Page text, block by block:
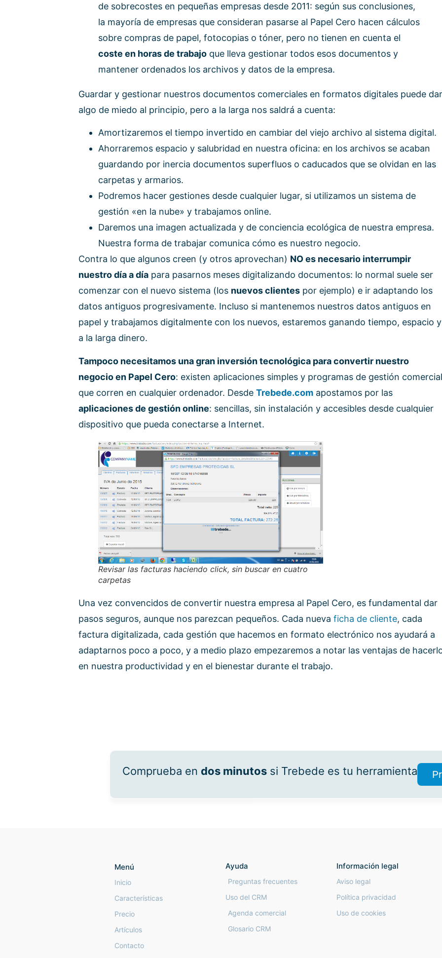
de sobrecostes en pequeñas empresas desde 2011: según sus conclusiones,
la mayoría de empresas que consideran pasarse al Papel Cero hacen cálculos
sobre compras de papel, fotocopias o tóner, pero no tienen en cuenta el
coste en horas de trabajoque lleva gestionar todos esos documentos y
mantener ordenados los archivos y datos de la empresa.
Guardar y gestionar nuestros documentos comerciales en formatos digitales puede dar
algo de miedo al principio, pero a la larga nos saldrá a cuenta:
Amortizaremos el tiempo invertido en cambiar del viejo archivo al sistema digital.
Ahorraremos espacio y salubridad en nuestra oficina: en los archivos se acaban
guardando por inercia documentos superfluos o caducados que se olvidan en las
carpetas y armarios.
Podremos hacer gestiones desde cualquier lugar, si utilizamos un sistema de
gestión «en la nube» y trabajamos online.
Daremos una imagen actualizada y de conciencia ecológica de nuestra empresa.
Nuestra forma de trabajar comunica cómo es nuestro negocio.
Contra lo que algunos creen (y otros aprovechan) NO es necesario interrumpir
nuestro día a díapara pasarnos meses digitalizando documentos: lo normal suele ser
comenzar con el nuevo sistema (los nuevos clientespor ejemplo) e ir adaptando los
datos antiguos progresivamente. Incluso si mantenemos nuestros datos antiguos en
papel y trabajamos digitalmente con los nuevos, estaremos ganando tiempo, espacio y
a la larga dinero.
Tampoco necesitamos una gran inversión tecnológica para convertir nuestro
negocio en Papel Cero: existen aplicaciones simples y programas de gestión comercial
que corren en cualquier ordenador. Desde Trebede.comapostamos por las
aplicaciones de gestión online: sencillas, sin instalación y accesibles desde cualquier
dispositivo que pueda conectarse a Internet.
Revisar las facturas haciendo click, sin buscar en cuatro
carpetas
Una vez convencidos de convertir nuestra empresa al Papel Cero, es fundamental dar
pasos seguros, aunque nos parezcan pequeños. Cada nueva ficha de cliente, cada
factura digitalizada, cada gestión que hacemos en formato electrónico nos ayudará a
adaptarnos poco a poco, y a medio plazo empezaremos a notar las ventajas de
en nuestra productividad y en el bienestar durante el trabajo.
Comprueba en dos minutos si Trebede es tu herramienta
Menú
Inicio
Características
Precio
Artículos
Contacto
Ayuda
Preguntas frecuentes
Uso del CRM
Agenda comercial
Glosario CRM
Información legal
Aviso legal
Política privacidad
Uso de cookies